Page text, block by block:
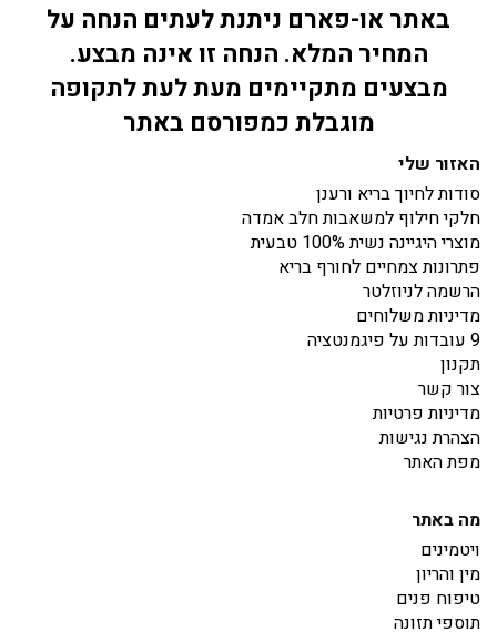
באתר או-פארם ניתנת לעתים הנחה על
המחיר המלא. הנחה זו אינה מבצע.
מבצעים מתקיימים מעת לעת לתקופה
מוגבלת כמפורסם באתר
האזור שלי
סודות לחיוך בריא ורענן
חלקי חילוף למשאבות חלב אמדה
מוצרי היגיינה נשית 100% טבעית
פתרונות צמחיים לחורף בריא
הרשמה לניוזלטר
מדיניות משלוחים
9 עובדות על פיגמנטציה
תקנון
צור קשר
מדיניות פרטיות
הצהרת נגישות
מפת האתר
מה באתר
ויטמינים
מין והריון
טיפוח פנים
תוספי תזונה